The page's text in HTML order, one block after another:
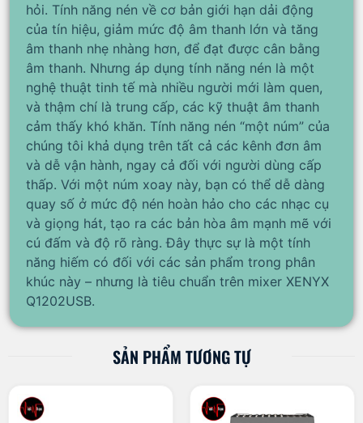
hỏi. Tính năng nén về cơ bản giới hạn dải động
của tín hiệu, giảm mức độ âm thanh lớn và tăng
âm thanh nhẹ nhàng hơn, để đạt được cân bằng
âm thanh. Nhưng áp dụng tính năng nén là một
nghệ thuật tinh tế mà nhiều người mới làm quen,
và thậm chí là trung cấp, các kỹ thuật âm thanh
cảm thấy khó khăn. Tính năng nén “một núm” của
chúng tôi khả dụng trên tất cả các kênh đơn âm
và dễ vận hành, ngay cả đối với người dùng cấp
thấp. Với một núm xoay này, bạn có thể dễ dàng
quay số ở mức độ nén hoàn hảo cho các nhạc cụ
và giọng hát, tạo ra các bản hòa âm mạnh mẽ với
cú đấm và độ rõ ràng. Đây thực sự là một tính
năng hiếm có đối với các sản phẩm trong phân
khúc này – nhưng là tiêu chuẩn trên mixer XENYX
Q1202USB.
SẢN PHẨM TƯƠNG TỰ